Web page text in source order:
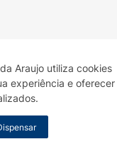
Araujo utiliza cookies
experiência e oferecer
Portal da Privacidade
S/A informa que o seu site
recomendamos
de dúvidas, gentileza